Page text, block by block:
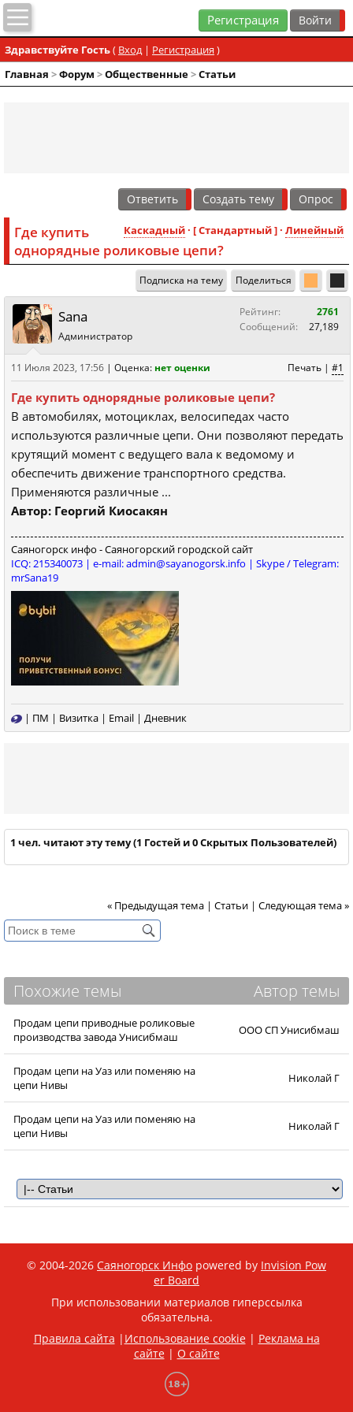
Регистрация
Здравствуйте Гость( Вход| Регистрация )
Главная >Форум >Общественные>Статьи
Ответить Создать тему Опрос
Каскадный· [ Стандартный ] · Линейный
Где купить
однорядные роликовые цепи?
Подписка на тему Поделиться
Sana
Администратор
Рейтинг:
2761
Сообщений:
27,189
Печать | #1
11 Июля 2023, 17:56 | Оценка: нет оценки
Где купить однорядные роликовые цепи?
В автомобилях, мотоциклах, велосипедах часто
используются различные цепи. Они позволяют передать
крутящий момент с ведущего вала к ведомому и
обеспечить движение транспортного средства.
Применяются различные ...
Автор: Георгий Киосакян
Саяногорск инфо - Саяногорский городской сайт
ICQ: 215340073 | e-mail: admin@sayanogorsk.info | Skype / Telegram:
mrSana19
| ПМ | Визитка | Email | Дневник
1 чел. читают эту тему (1 Гостей и 0 Скрытых Пользователей)
« Предыдущая тема | Статьи | Следующая тема »
Похожие темы Автор темы
Продам цепи приводные роликовые
производства завода Унисибмаш
ООО СП Унисибмаш
Продам цепи на Уаз или поменяю на
цепи Нивы
Николай Г
Продам цепи на Уаз или поменяю на
цепи Нивы
Николай Г
© 2004-2026 Саяногорск Инфо powered by Invision Pow
er Board
При использовании материалов гиперссылка
обязательна.
Правила сайта | Использование cookie| Реклама на
сайте| О сайте